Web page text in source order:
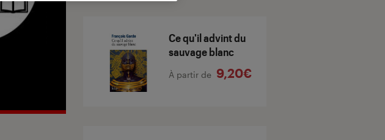
Ce qu'il advint du
sauvage blanc
À partir de 9,20€